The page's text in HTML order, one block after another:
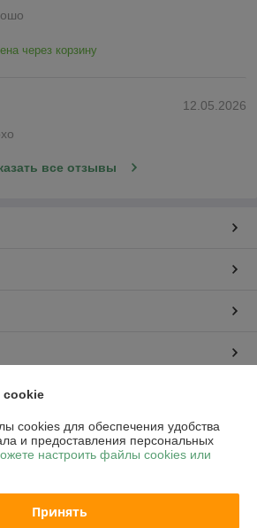
через корзину
12.05.2026
все отзывы
cookies
Deal.by
cookie
cookies для обеспечения удобства
и предоставления персональных
настроить файлы cookies или
Принять